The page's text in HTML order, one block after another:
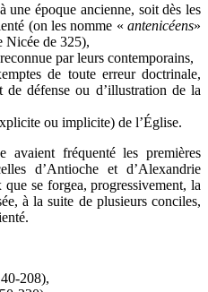
une époque ancienne, soit dès les
(on les nomme « antenicéens»
Nicée de 325),
par leurs contemporains,
de toute erreur doctrinale,
de défense ou d’illustration de la
ou implicite) de l’Église.
avaient fréquenté les premières
d’Antioche et d’Alexandrie
se forgea, progressivement, la
à la suite de plusieurs conciles,
208),